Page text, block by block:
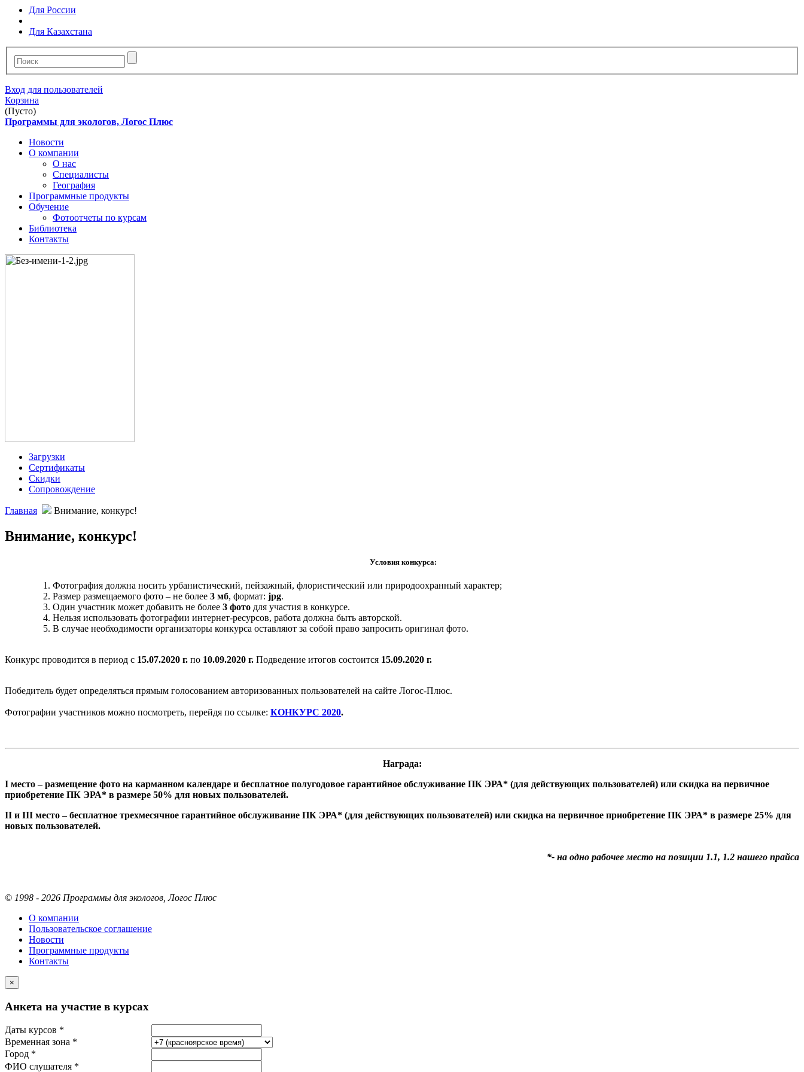
Для России
Для Казахстана
Вход для пользователей
Корзина
(Пусто)
Программы для экологов, Логос Плюс
Новости
О компании
О нас
Специалисты
География
Программные продукты
Обучение
Фотоотчеты по курсам
Библиотека
Контакты
Загрузки
Сертификаты
Скидки
Сопровождение
Главная Внимание, конкурс!
Внимание, конкурс!
Условия конкурса:
Фотография должна носить урбанистический, пейзажный, флористический или природоохранный характер;
Размер размещаемого фото – не более 3 мб, формат: jpg.
Один участник может добавить не более 3 фото для участия в конкурсе.
Нельзя использовать фотографии интернет-ресурсов, работа должна быть авторской.
В случае необходимости организаторы конкурса оставляют за собой право запросить оригинал фото.
Конкурс проводится в период с 15.07.2020 г. по 10.09.2020 г. Подведение итогов состоится 15.09.2020 г.
Победитель будет определяться прямым голосованием авторизованных пользователей на сайте Логос-Плюс.
Фотографии участников можно посмотреть, перейдя по ссылке: КОНКУРС 2020.
Награда:
I место– размещение фото на карманном календаре и бесплатное полугодовое гарантийное обслуживание ПК ЭРА* (для действующих пользователей) или скидка на первичное
приобретение ПК ЭРА* в размере 50% для новых пользователей.
II и III место– бесплатное трехмесячное гарантийное обслуживание ПК ЭРА* (для действующих пользователей) или скидка на первичное приобретение ПК ЭРА* в размере 25% для
новых пользователей.
*- на одно рабочее место на позиции 1.1, 1.2 нашего прайса
© 1998 - 2026 Программы для экологов, Логос Плюс
О компании
Пользовательское соглашение
Новости
Программные продукты
Контакты
×
Анкета на участие в курсах
Даты курсов *
Временная зона *
Город *
ФИО слушателя *